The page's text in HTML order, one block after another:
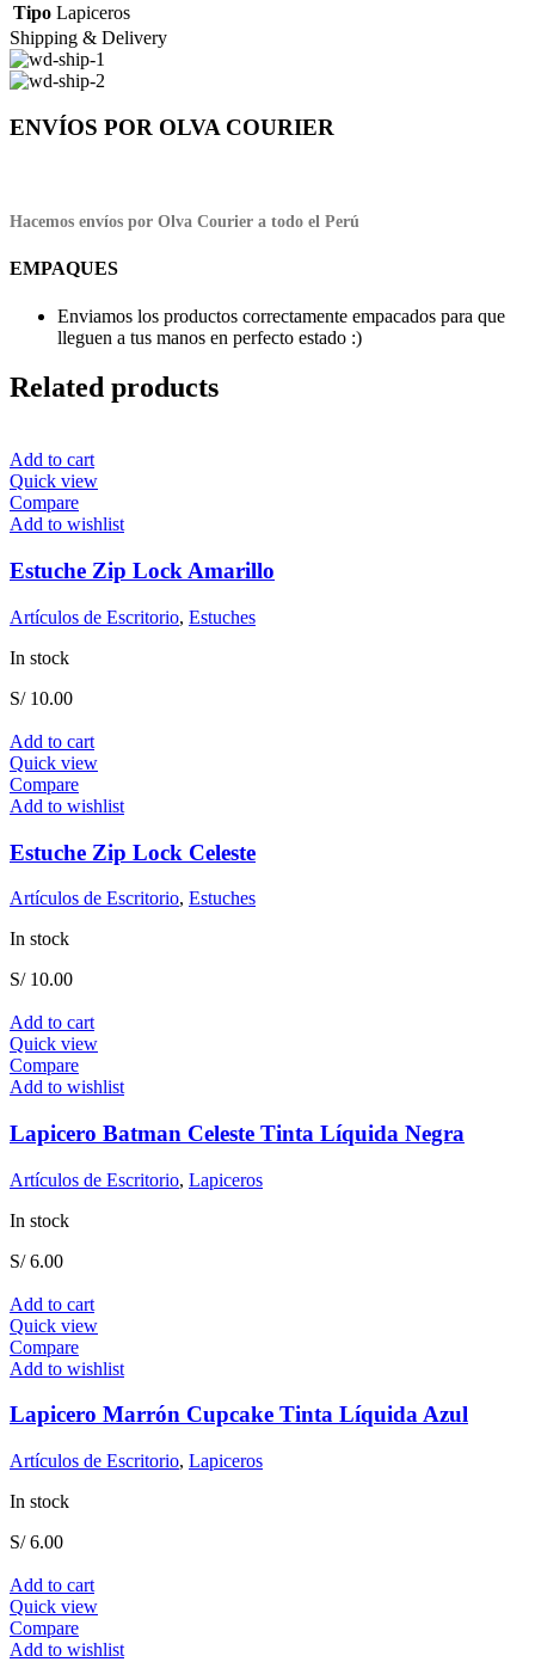
Tipo Lapiceros
Shipping & Delivery
ENVÍOS POR OLVA COURIER
Hacemos envíos por Olva Courier a todo el Perú
EMPAQUES
Enviamos los productos correctamente empacados para que
lleguen a tus manos en perfecto estado :)
Related products
Add to cart
Quick view
Compare
Add to wishlist
Estuche Zip Lock Amarillo
Artículos de Escritorio, Estuches
In stock
S/10.00
Add to cart
Quick view
Compare
Add to wishlist
Estuche Zip Lock Celeste
Artículos de Escritorio, Estuches
In stock
S/10.00
Add to cart
Quick view
Compare
Add to wishlist
Lapicero Batman Celeste Tinta Líquida Negra
Artículos de Escritorio, Lapiceros
In stock
S/6.00
Add to cart
Quick view
Compare
Add to wishlist
Lapicero Marrón Cupcake Tinta Líquida Azul
Artículos de Escritorio, Lapiceros
In stock
S/6.00
Add to cart
Quick view
Compare
Add to wishlist